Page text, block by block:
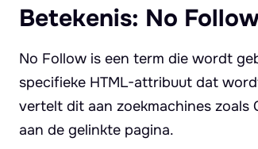
Betekenis: No
No Follow is een term die wordt
specifieke HTML-attribuut dat
vertelt dit aan zoekmachines
aan de gelinkte pagina.